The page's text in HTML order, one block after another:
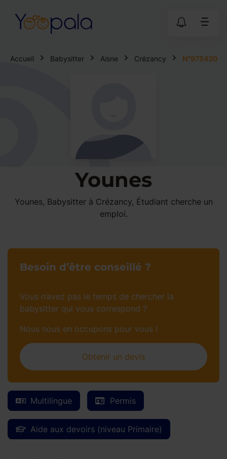
Accueil Babysitter Aisne Crézancy N°975430
Younes
Younes, Babysitter à Crézancy, Étudiant cherche un
emploi.
Multilingue Permis
Aide aux devoirs (niveau Primaire)
Besoin d’être conseillé ?
Vous n’avez pas le temps de chercher la
babysitter qui vous correspond ?
Nous nous en occupons pour vous !
Obtenir un devis